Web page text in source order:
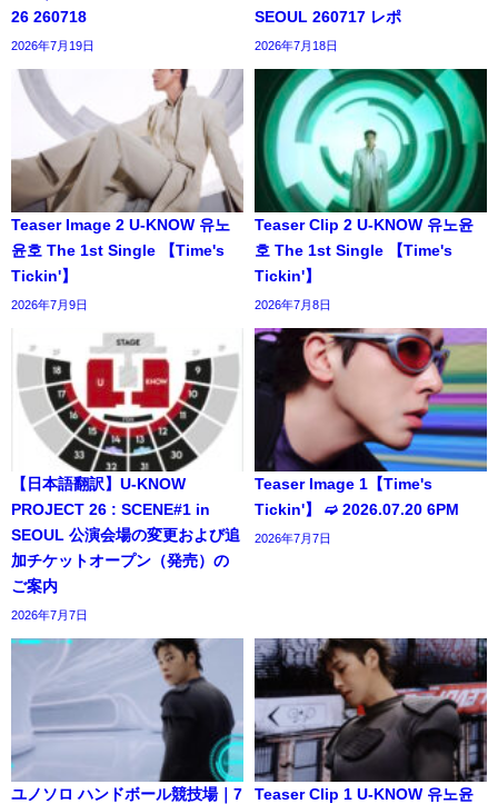
26 260718
2026年7月19日
SEOUL 260717 レポ
2026年7月18日
Teaser Image 2 U-KNOW 유노
윤호 The 1st Single 【Time's
Tickin'】
2026年7月9日
Teaser Clip 2 U-KNOW 유노윤
호 The 1st Single 【Time's
Tickin'】
2026年7月8日
【日本語翻訳】U-KNOW
PROJECT 26 : SCENE#1 in
SEOUL 公演会場の変更および追
加チケットオープン（発売）の
ご案内
2026年7月7日
Teaser Image 1【Time's
Tickin'】 ➫ 2026.07.20 6PM
2026年7月7日
ユノソロ ハンドボール競技場｜7
Teaser Clip 1 U-KNOW 유노윤